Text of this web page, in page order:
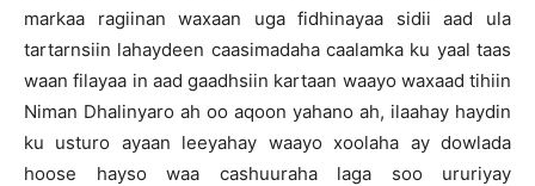
markaa ragiinan waxaan uga fidhinayaa sidii aad ula
tartarnsiin lahaydeen caasimadaha caalamka ku yaal taas
waan filayaa in aad gaadhsiin kartaan waayo waxaad tihiin
Niman Dhalinyaro ah oo aqoon yahano ah, ilaahay haydin
ku usturo ayaan leeyahay waayo xoolaha ay dowlada
hoose hayso waa cashuuraha laga soo ururiyay